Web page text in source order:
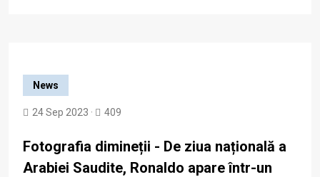
News
24 Sep 2023 · 409
Fotografia dimineții - De ziua națională a
Arabiei Saudite, Ronaldo apare într-un